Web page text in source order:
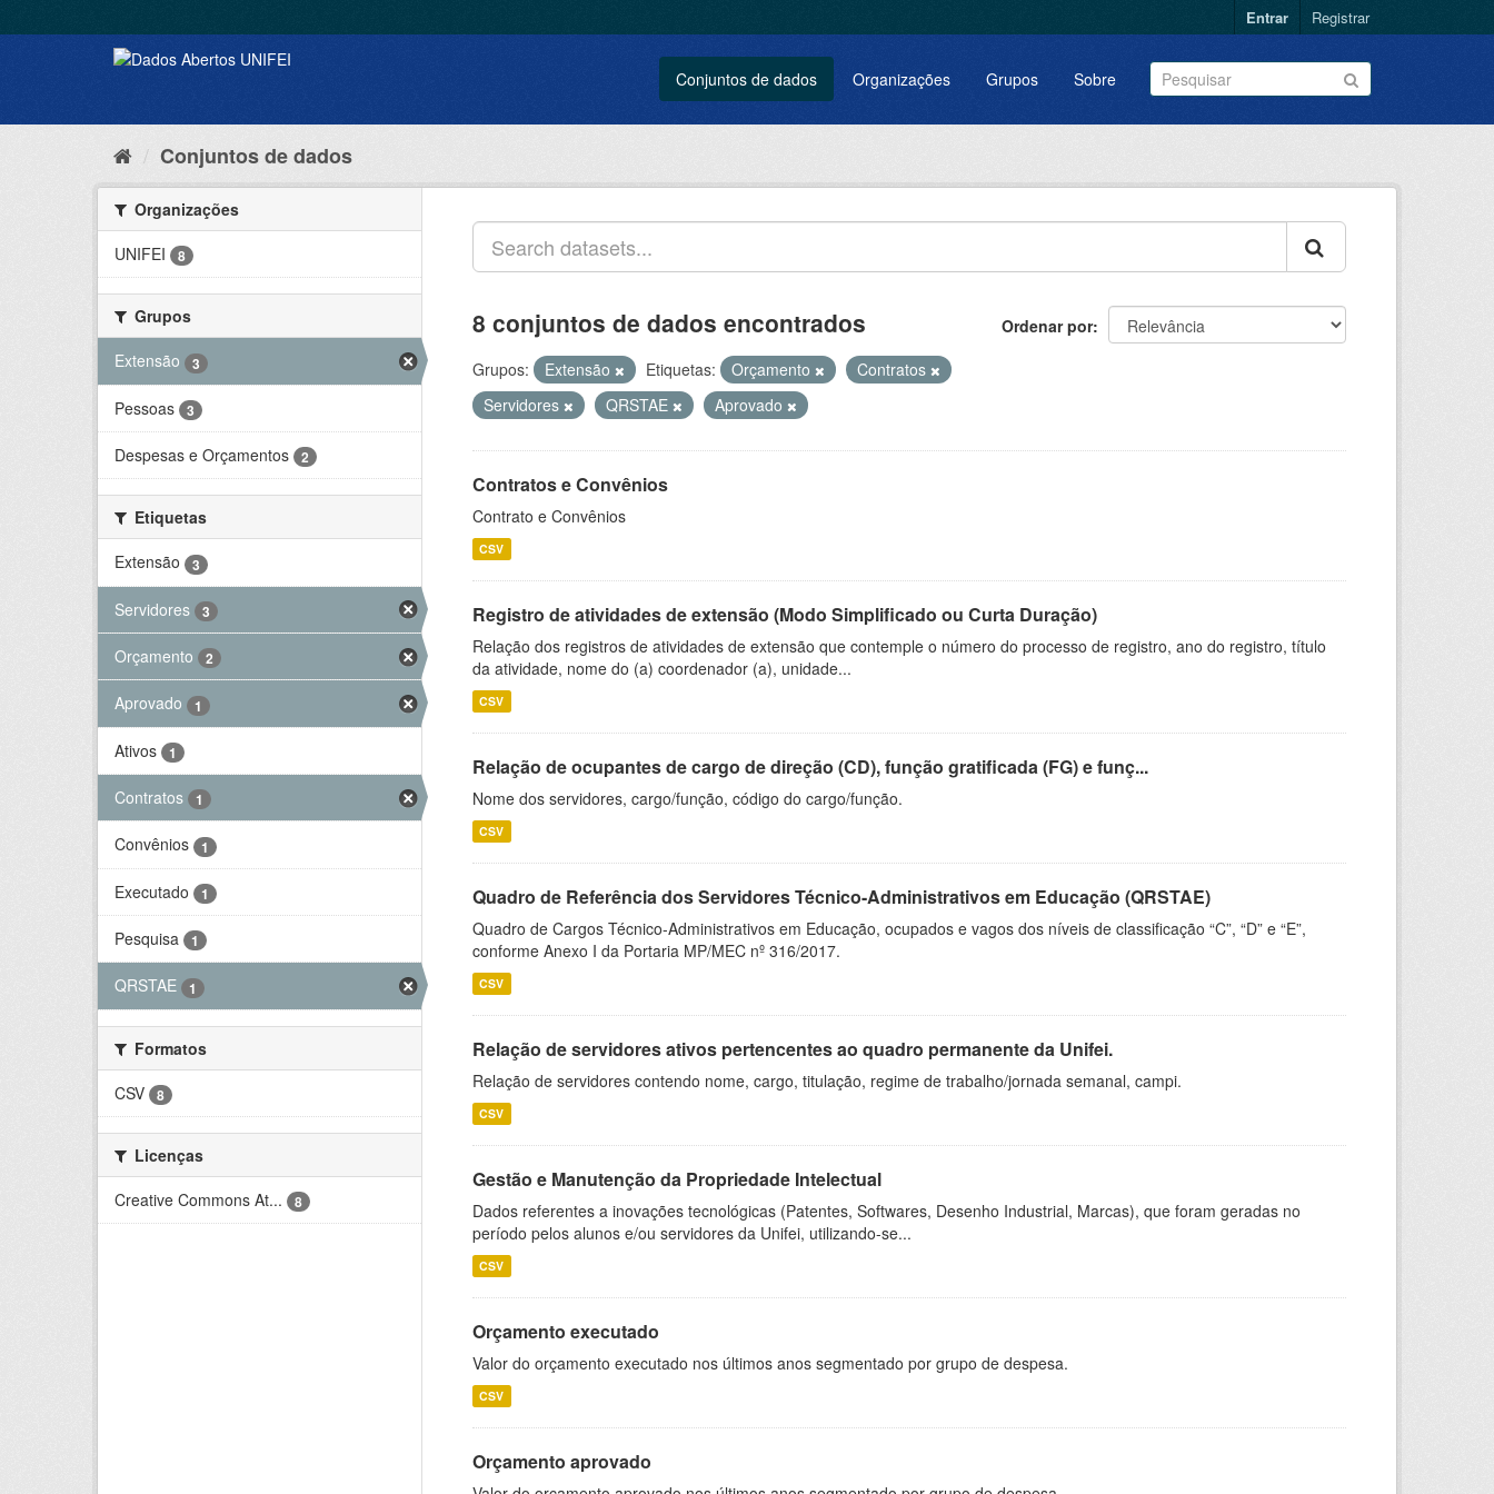
Entrar Registrar
Conjuntos de dados Organizações Grupos Sobre
Conjuntos de dados
Organizações
UNIFEI
8
Grupos
Extensão
3
Pessoas 3
Despesas e Orçamentos 2
Etiquetas
Extensão
3
Servidores 3
Orçamento 2
Aprovado 1
Ativos 1
Contratos 1
Convênios 1
Executado 1
Pesquisa 1
QRSTAE 1
Formatos
CSV
8
Licenças
Creative Commons At...
8
Ordenar por
8 conjuntos de dados encontrados
Grupos: Extensão Etiquetas: Orçamento
Contratos
Servidores
QRSTAE Aprovado
Contratos e Convênios
Contrato e Convênios
CSV
Registro de atividades de extensão (Modo Simplificado ou Curta Duração)
Relação dos registros de atividades de extensão que contemple o número do processo de registro, ano do registro, título
da atividade, nome do (a) coordenador (a), unidade...
CSV
Relação de ocupantes de cargo de direção (CD), função gratificada (FG) e funç...
Nome dos servidores, cargo/função, código do cargo/função.
CSV
Quadro de Referência dos Servidores Técnico-Administrativos em Educação (QRSTAE)
Quadro de Cargos Técnico-Administrativos em Educação, ocupados e vagos dos níveis de classificação “C”, “D” e “E”,
conforme Anexo I da Portaria MP/MEC nº 316/2017.
CSV
Relação de servidores ativos pertencentes ao quadro permanente da Unifei.
Relação de servidores contendo nome, cargo, titulação, regime de trabalho/jornada semanal, campi.
CSV
Gestão e Manutenção da Propriedade Intelectual
Dados referentes a inovações tecnológicas (Patentes, Softwares, Desenho Industrial, Marcas), que foram geradas no
período pelos alunos e/ou servidores da Unifei, utilizando-se...
CSV
Orçamento executado
Valor do orçamento executado nos últimos anos segmentado por grupo de despesa.
CSV
Orçamento aprovado